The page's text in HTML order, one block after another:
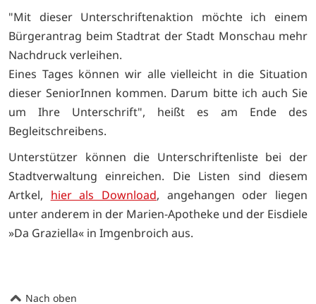
"Mit dieser Unterschriftenaktion möchte ich einem
Bürgerantrag beim Stadtrat der Stadt Monschau mehr
Nachdruck verleihen.
Eines Tages können wir alle vielleicht in die Situation
dieser SeniorInnen kommen. Darum bitte ich auch Sie
um Ihre Unterschrift", heißt es am Ende des
Begleitschreibens.
Unterstützer können die Unterschriftenliste bei der
Stadtverwaltung einreichen. Die Listen sind diesem
Artkel, hier als Download, angehangen oder liegen
unter anderem in der Marien-Apotheke und der Eisdiele
»Da Graziella« in Imgenbroich aus.
Nach oben